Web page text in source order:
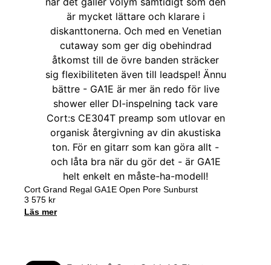
Cort Grand Regal GA1E Open Pore Sunburst
3 575 kr
Läs mer